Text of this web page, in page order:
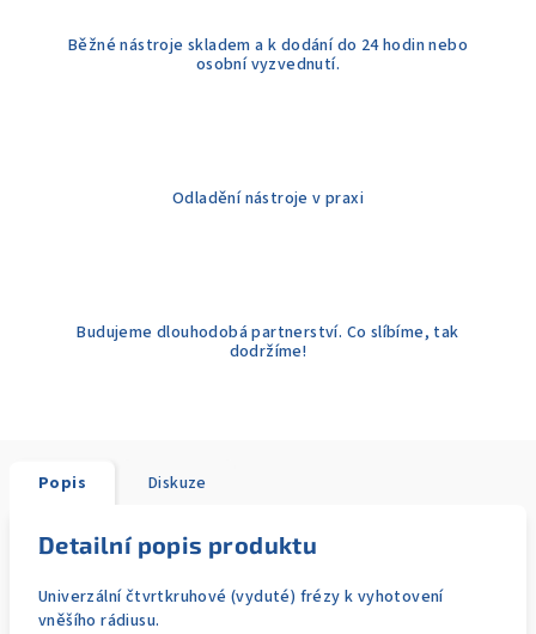
Běžné nástroje skladem a k dodání do 24 hodin nebo
osobní vyzvednutí.
Odladění nástroje v praxi
Budujeme dlouhodobá partnerství. Co slíbíme, tak
dodržíme!
Popis Diskuze
Detailní popis produktu
Univerzální čtvrtkruhové (vyduté) frézy k vyhotovení
vněšího rádiusu.